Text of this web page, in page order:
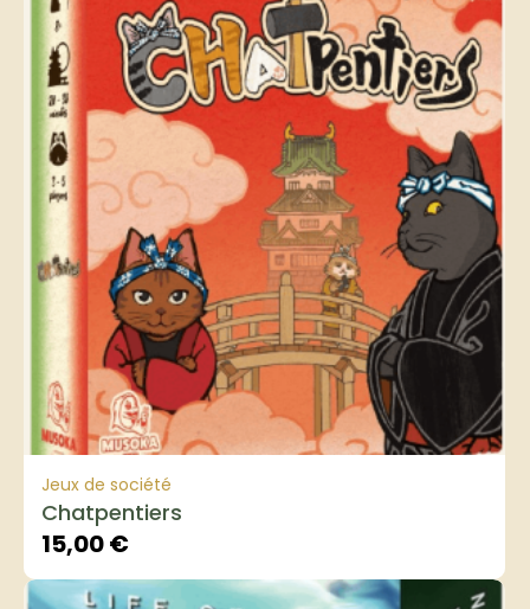
Jeux de société
Chatpentiers
15,00€